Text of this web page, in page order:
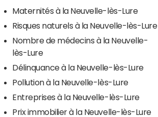
Maternités à la Neuvelle-lès-Lure
Risques naturels à la Neuvelle-lès-Lure
Nombre de médecins à la Neuvelle-
lès-Lure
Délinquance à la Neuvelle-lès-Lure
Pollution à la Neuvelle-lès-Lure
Entreprises à la Neuvelle-lès-Lure
Prix immobilier à la Neuvelle-lès-Lure